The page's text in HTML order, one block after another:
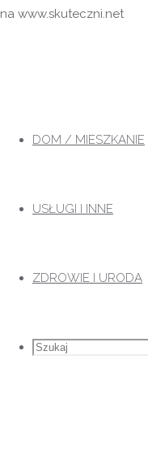
na www.skuteczni.net
DOM / MIESZKANIE
USŁUGI I INNE
ZDROWIE I URODA
Szukaj
Szukaj: